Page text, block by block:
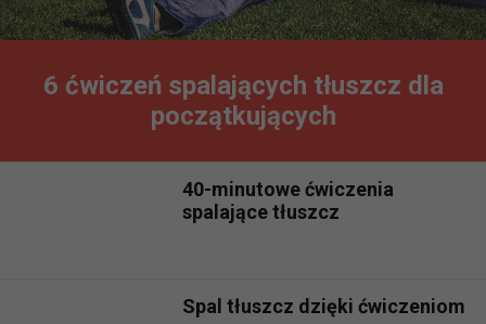
6 ćwiczeń spalających tłuszcz dla
początkujących
40-minutowe ćwiczenia
spalające tłuszcz
Spal tłuszcz dzięki ćwiczeniom